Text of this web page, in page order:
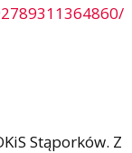
Stąporków. Z